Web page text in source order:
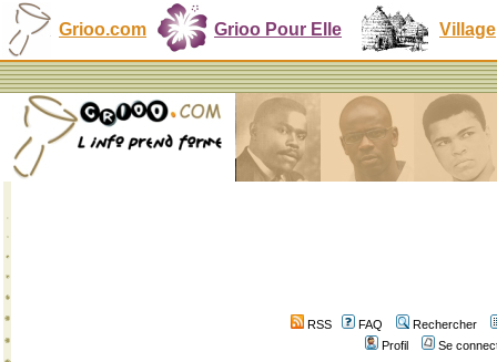
Grioo.com Grioo Pour Elle Village
RSS FAQ
Rechercher
Profil
Se